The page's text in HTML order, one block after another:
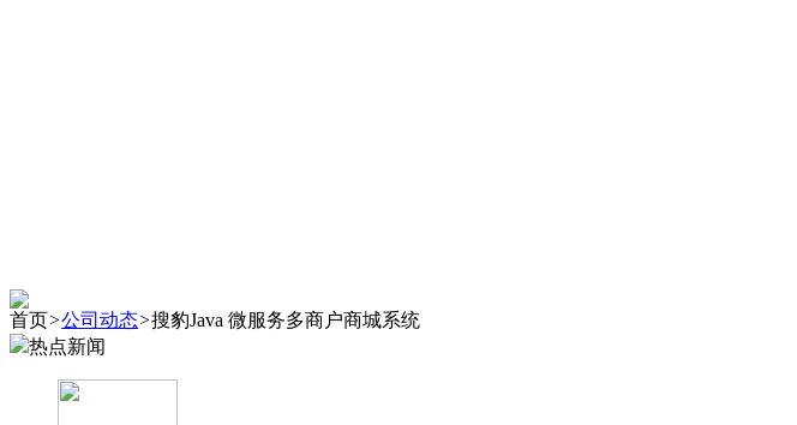
首页>公司动态>搜豹Java 微服务多商户商城系统
热点新闻